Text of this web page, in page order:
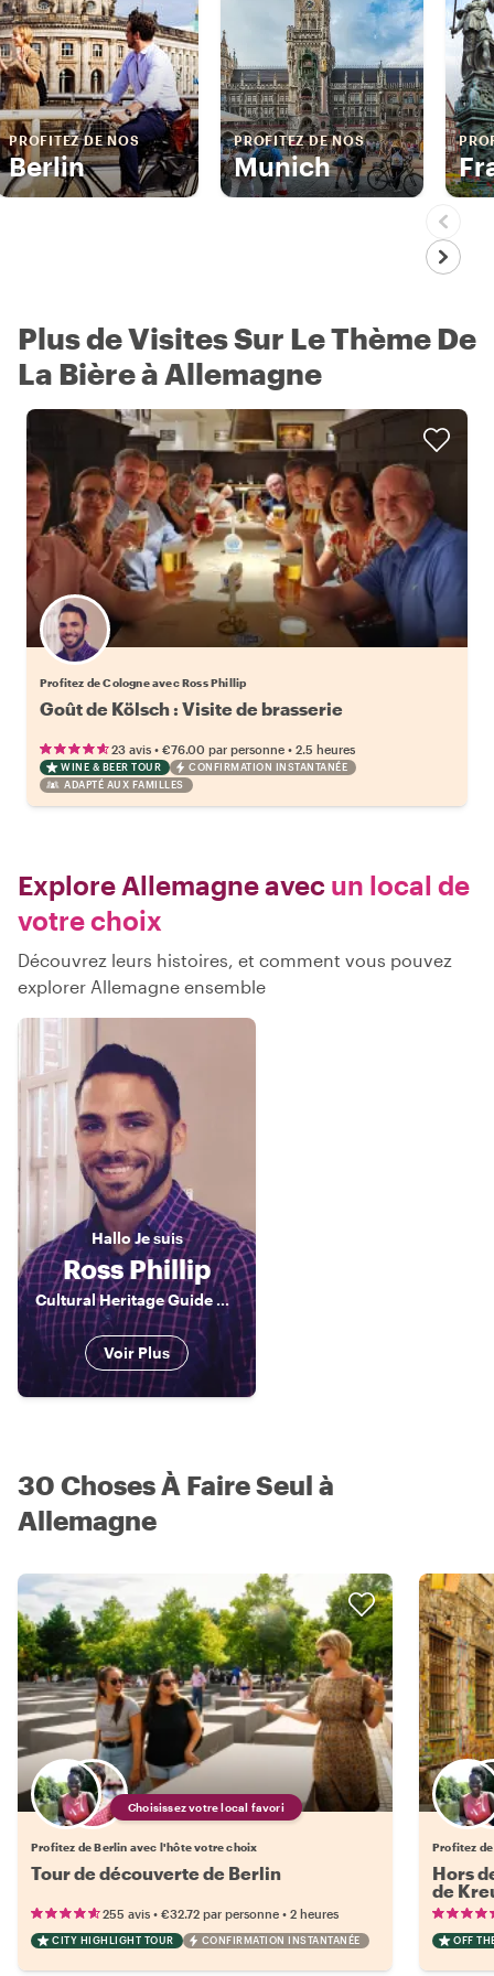
PROFITEZ DE NOS
Berlin
PROFITEZ DE NOS
Munich
Plus de Visites Sur Le Thème De
La Bière à Allemagne
Profitez de Cologne avec Ross Phillip
Goût de Kölsch : Visite de brasserie
23 avis • €76.00 par personne • 2.5 heures
WINE & BEER TOUR
CONFIRMATION INSTANTANÉE
ADAPTÉ AUX FAMILLES
Explore Allemagne avec un local de
votre choix
Découvrez leurs histoires, et comment vous pouvez
explorer Allemagne ensemble
HalloJe suis
Ross Phillip
Cultural Heritage Guide Cologne
Voir Plus
30 Choses À Faire Seul à
Allemagne
Choisissez votre local favori
Profitez de Berlin avec l'hôte votre choix
Tour de découverte de Berlin
255 avis • €32.72 par personne • 2 heures
CITY HIGHLIGHT TOUR CONFIRMATION INSTANTANÉE
Profitez
Hors
de
OFF